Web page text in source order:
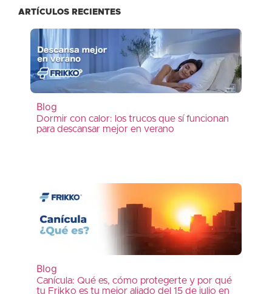
ARTÍCULOS RECIENTES
Blog
Dormir con calor: los trucos que sí funcionan
para descansar mejor en verano
Blog
Canícula: Qué es, cómo protegerte y por qué
tu Frikko es tu mejor aliado del 15 de julio en